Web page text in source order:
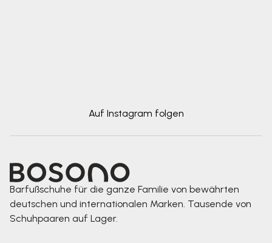
Auf Instagram folgen
Barfußschuhe für die ganze Familie von bewährten
deutschen und internationalen Marken. Tausende von
Schuhpaaren auf Lager.